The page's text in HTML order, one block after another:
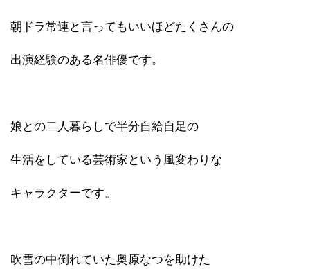
朝ドラ常連と言ってもいいほどたくさんの
出演経験のある名俳優です。
娘との二人暮らしで半分自給自足の
生活をしている芸術家という風変わりな
キャラクターです。
吹雪の中倒れていた奥原なつを助けた